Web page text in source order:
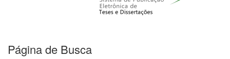
Página de Busca